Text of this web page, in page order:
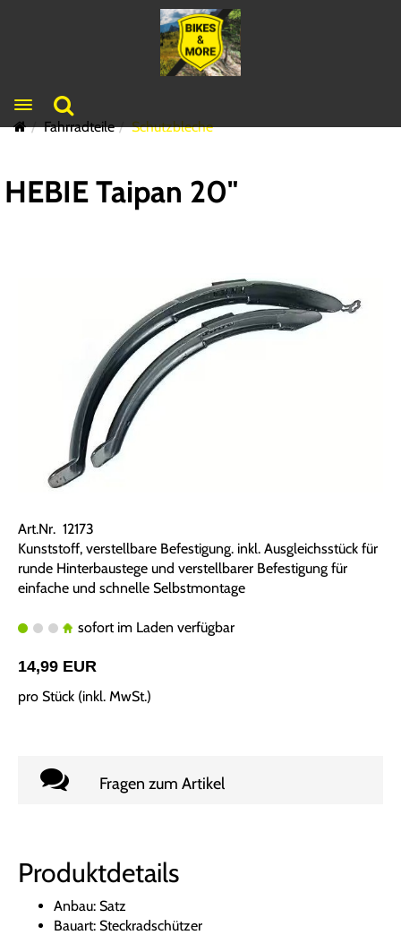
Toggle navigation
Fahrradteile
Schutzbleche
HEBIE Taipan 20"
Art.Nr. 12173
Kunststoff, verstellbare Befestigung. inkl. Ausgleichsstück für
runde Hinterbaustege und verstellbarer Befestigung für
einfache und schnelle Selbstmontage
sofort im Laden verfügbar
14,99 EUR
pro Stück (inkl. MwSt.)
Fragen zum Artikel
Produktdetails
Anbau: Satz
Bauart: Steckradschützer